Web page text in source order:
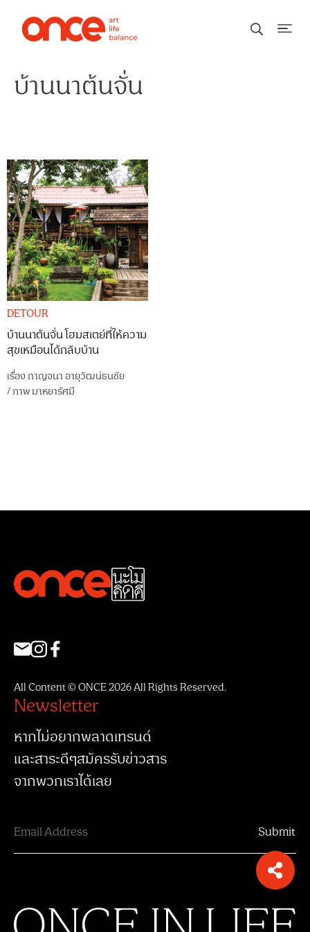
บ้านนาต้นจั่น
DETOUR
บ้านนาต้นจั่น โฮมสเตย์ที่ให้ความ
สุขเหมือนได้กลับบ้าน
เรื่อง กาญจนา อายุวัฒน์ธนชัย
/ภาพมาหยารัศมี
All Content © ONCE 2026 All Rights Reserved.
Newsletter
หากไม่อยากพลาดเทรนด์
และสาระดีๆสมัครรับข่าวสาร
จากพวกเราได้เลย